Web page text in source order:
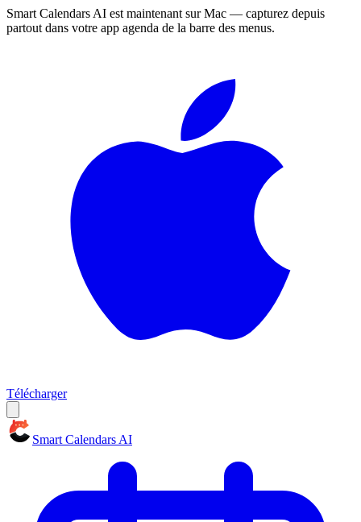
Smart Calendars AI est maintenant sur Mac — capturez depuis
partout dans votre app agenda de la barre des menus.
Télécharger
Smart Calendars AI